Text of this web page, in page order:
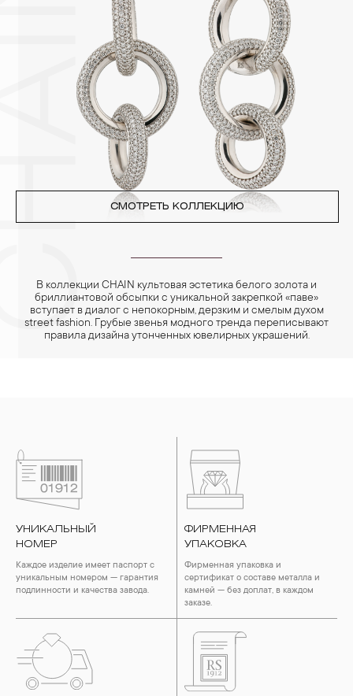
3. Ни в коем случае не храните украшения в ванной комнате.
Особенно беречь от воздействия влаги, необходимо
позолоченные изделия. Также высокую влажность плохо
переносят жемчуг, бирюза, малахит и янтарь.
4. Специалисты обычно рекомендуют чистить украшения не
реже одного раза в месяц, а также регулярно протирать их
фланелевой или замшевой салфеткой.
СМОТРЕТЬ КОЛЛЕКЦИЮ
В коллекции CHAIN культовая эстетика белого золота и
бриллиантовой обсыпки с уникальной закрепкой «паве»
вступает в диалог с непокорным, дерзким и смелым духом
street fashion. Грубые звенья модного тренда переписывают
правила дизайна утонченных ювелирных украшений.
УНИКАЛЬНЫЙ
НОМЕР
Каждое изделие имеет паспорт с
уникальным номером — гарантия
подлинности и качества завода.
ФИРМЕННАЯ
УПАКОВКА
Фирменная упаковка и
сертификат о составе металла и
камней — без доплат, в каждом
заказе.